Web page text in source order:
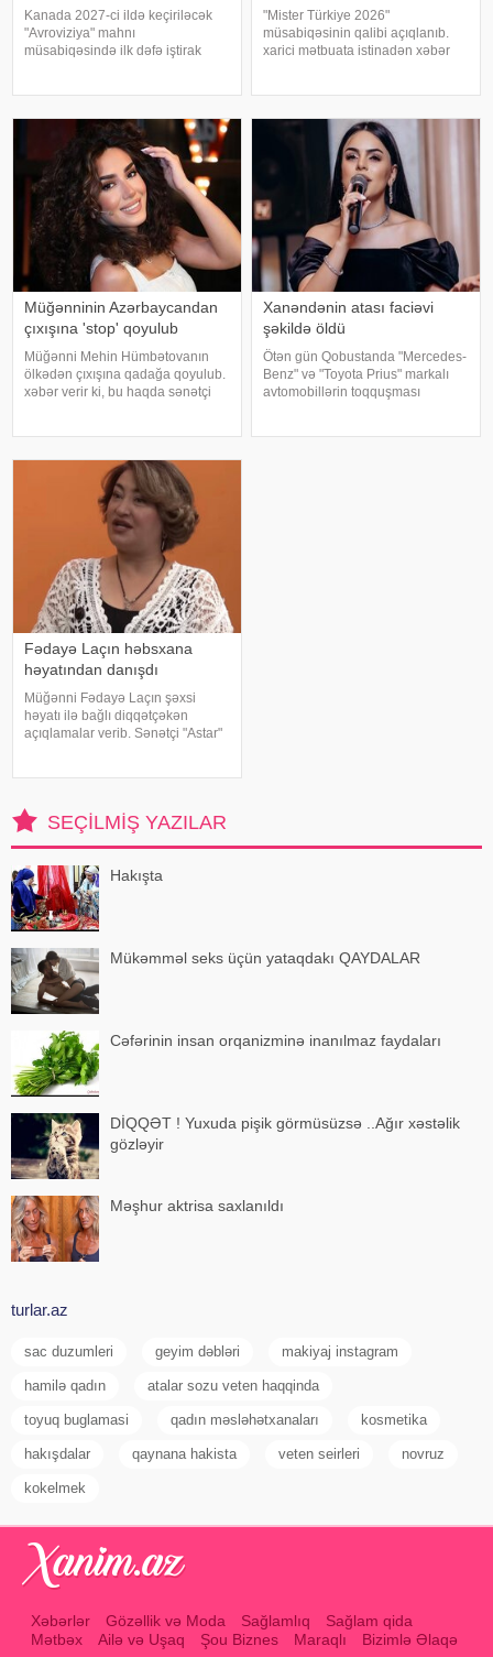
Kanada 2027-ci ildə keçiriləcək
"Avroviziya" mahnı
müsabiqəsində ilk dəfə iştirak
Kanada 2015-ci ildə yarışmay
"Mister Türkiye 2026"
müsabiqəsinin qalibi açıqlanıb.
xarici mətbuata istinadən xəbər
Navdar birinci olaraq "Miste
Müğənninin Azərbaycandan
çıxışına 'stop' qoyulub
Müğənni Mehin Hümbətovanın
ölkədən çıxışına qadağa qoyulub.
xəbər verir ki, bu haqda sənətçi
bilmirəm. "Stop"u
Xanəndənin atası faciəvi
şəkildə öldü
Ötən gün Qobustanda "Mercedes-
Benz" və "Toyota Prius" markalı
avtomobillərin toqquşması
Fədayə Laçın həbsxana
həyatından danışdı
Müğənni Fədayə Laçın şəxsi
həyatı ilə bağlı diqqətçəkən
açıqlamalar verib. Sənətçi "Astar"
valideynlər
SEÇILMIŞ YAZILAR
Hakışta
Mükəmməl seks üçün yataqdakı QAYDALAR
Cəfərinin insan orqanizminə inanılmaz faydaları
DİQQƏT ! Yuxuda pişik görmüsüzsə ..Ağır xəstəlik
gözləyir
Məşhur aktrisa saxlanıldı
turlar.az
sac duzumleri geyim dəbləri makiyaj instagram
hamilə qadın atalar sozu veten haqqinda
toyuq buglamasi qadın məsləhətxanaları kosmetika
hakışdalar qaynana hakista veten seirleri novruz
kokelmek
Xəbərlər Gözəllik və Moda Sağlamlıq
Sağlam qida
Mətbəx
Ailə və Uşaq Şou Biznes Maraqlı Bizimlə Əlaqə